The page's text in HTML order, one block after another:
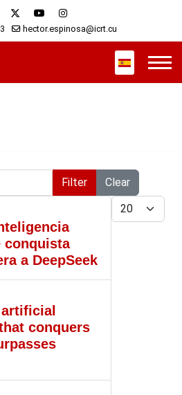
hector.espinosa@icrt.cu
Select your
Filter
Clear
Display #
conquista
a DeepSeek
conquers